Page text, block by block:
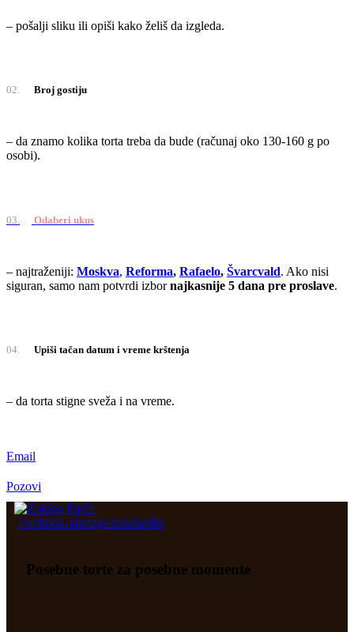
– pošalji sliku ili opiši kako želiš da izgleda.
02. Broj gostiju
– da znamo kolika torta treba da bude (računaj oko 130-160 g po
osobi).
03. Odaberi ukus
– najtraženiji: Moskva, Reforma, Rafaelo, Švarcvald. Ako nisi
siguran, samo nam potvrdi izbornajkasnije 5 dana pre proslave.
04. Upiši tačan datum i vreme krštenja
– da torta stigne sveža i na vreme.
Email
Pozovi
facebook-1instagramlinkedin
Posebne torte za posebne momente